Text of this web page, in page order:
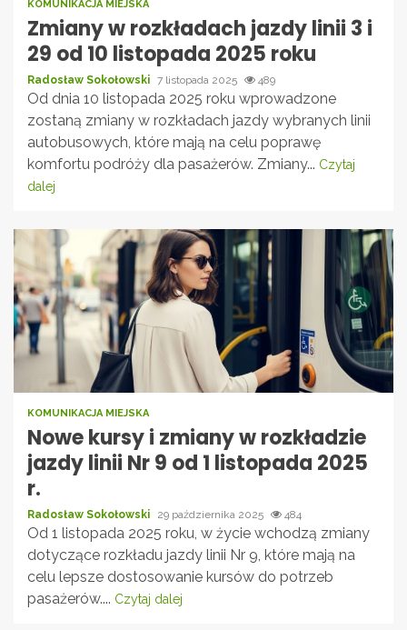
KOMUNIKACJA MIEJSKA
Zmiany w rozkładach jazdy linii 3 i
29 od 10 listopada 2025 roku
Radosław Sokołowski 7 listopada 2025 489
Od dnia 10 listopada 2025 roku wprowadzone
zostaną zmiany w rozkładach jazdy wybranych linii
autobusowych, które mają na celu poprawę
komfortu podróży dla pasażerów. Zmiany... Czytaj
dalej
KOMUNIKACJA MIEJSKA
Nowe kursy i zmiany w rozkładzie
jazdy linii Nr 9 od 1 listopada 2025
r.
Radosław Sokołowski 29 października 2025 484
Od 1 listopada 2025 roku, w życie wchodzą zmiany
dotyczące rozkładu jazdy linii Nr 9, które mają na
celu lepsze dostosowanie kursów do potrzeb
pasażerów.... Czytaj dalej